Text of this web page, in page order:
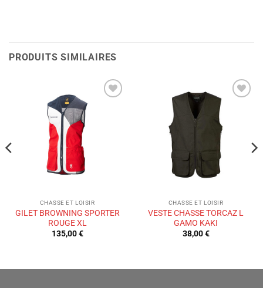
PRODUITS SIMILAIRES
CHASSE ET LOISIR
GILET BROWNING SPORTER
ROUGE XL
135,00€
souhaits
CHASSE ET LOISIR
VESTE CHASSE TORCAZ L
GAMO KAKI
38,00€